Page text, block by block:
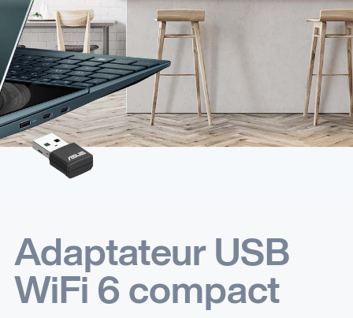
Adaptateur USB
WiFi 6 compact